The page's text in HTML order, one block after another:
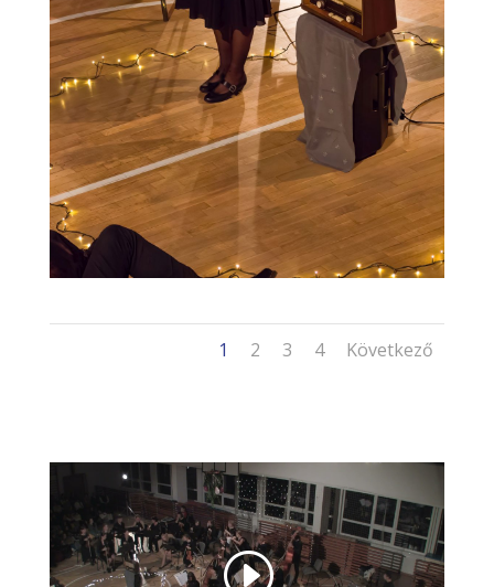
1 2 3 4 Következő